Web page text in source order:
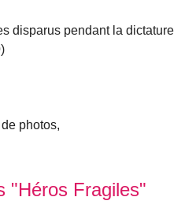
disparus pendant la dictature
photos,
"Héros Fragiles"